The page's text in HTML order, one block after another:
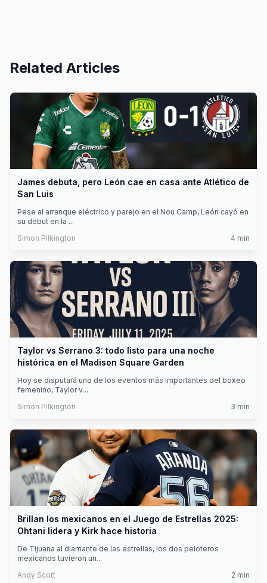
Related Articles
James debuta, pero León cae en casa ante Atlético de
San Luis
Pese al arranque eléctrico y parejo en el Nou Camp, León cayó en
su debut en la ...
Simon Pilkington
4 min
Taylor vs Serrano 3: todo listo para una noche
histórica en el Madison Square Garden
Hoy se disputará uno de los eventos más importantes del boxeo
femenino, Taylor v...
Simon Pilkington
3 min
Brillan los mexicanos en el Juego de Estrellas 2025:
Ohtani lidera y Kirk hace historia
De Tijuana al diamante de las estrellas, los dos peloteros
mexicanos tuvieron un...
Andy Scott
2 min